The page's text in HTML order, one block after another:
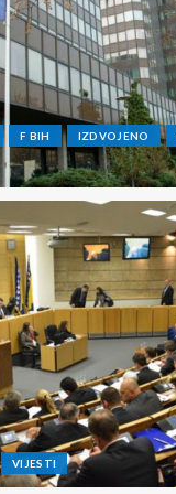
F BIH IZDVOJENO
VIJESTI